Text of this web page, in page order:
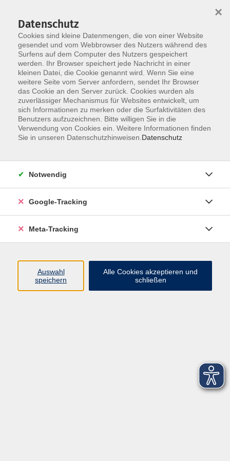
Skip to main content
Der Kurs konnte nicht gefunden werden.
Über uns
Datenschutz
Cookies sind kleine Datenmengen, die von einer Website
gesendet und vom Webbrowser des Nutzers während des
Surfens auf dem Computer des Nutzers gespeichert
werden. Ihr Browser speichert jede Nachricht in einer
kleinen Datei, die Cookie genannt wird. Wenn Sie eine
weitere Seite vom Server anfordern, sendet Ihr Browser
das Cookie an den Server zurück. Cookies wurden als
zuverlässiger Mechanismus für Websites entwickelt, um
sich Informationen zu merken oder die Surfaktivitäten des
Benutzers aufzuzeichnen. Bitte willigen Sie in die
Verwendung von Cookies ein. Weitere Informationen finden
Sie in unseren Datenschutzhinweisen. Datenschutz
×
Notwendig
Google-Tracking
Meta-Tracking
Auswahl
speichern
Alle Cookies akzeptieren und
schließen